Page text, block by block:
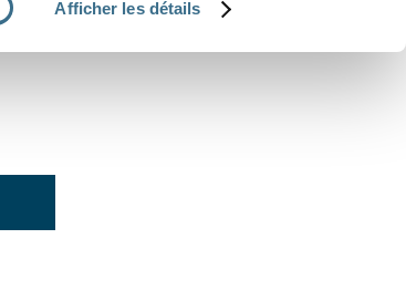
Afficher les détails